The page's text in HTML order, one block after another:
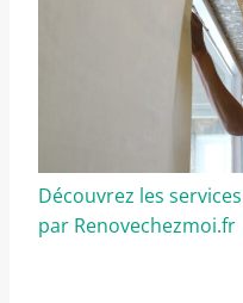
Découvrez les
par Renovechezmoi.fr